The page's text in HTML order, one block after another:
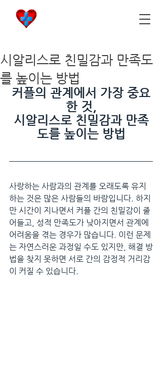
시알리스로 친밀감과 만족도
를 높이는 방법
커플의 관계에서 가장 중요
한 것,
시알리스로 친밀감과 만족
도를 높이는 방법
사랑하는 사람과의 관계를 오래도록 유지
하는 것은 많은 사람들의 바람입니다. 하지
만 시간이 지나면서 커플 간의 친밀감이 줄
어들고, 성적 만족도가 낮아지면서 관계에
어려움을 겪는 경우가 많습니다. 이런 문제
는 자연스러운 과정일 수도 있지만, 해결 방
법을 찾지 못하면 서로 간의 감정적 거리감
이 커질 수 있습니다.